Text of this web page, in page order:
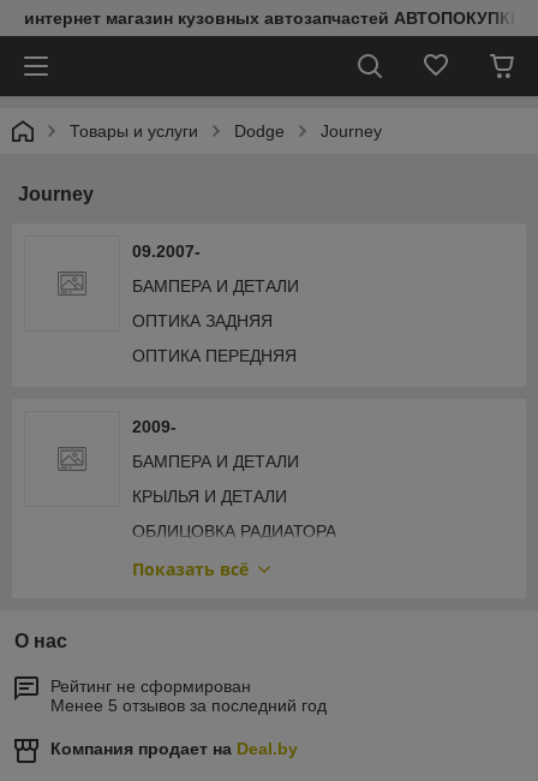
интернет магазин кузовных автозапчастей АВТОПОКУПКИ
Товары и услуги Dodge Journey
Journey
09.2007-
БАМПЕРА И ДЕТАЛИ
ОПТИКА ЗАДНЯЯ
ОПТИКА ПЕРЕДНЯЯ
2009-
БАМПЕРА И ДЕТАЛИ
КРЫЛЬЯ И ДЕТАЛИ
ОБЛИЦОВКА РАДИАТОРА
ПЕРЕДНЯЯ РАМА
Показать всё
О нас
Рейтинг не сформирован
Менее 5 отзывов за последний год
Компания продает на Deal.by